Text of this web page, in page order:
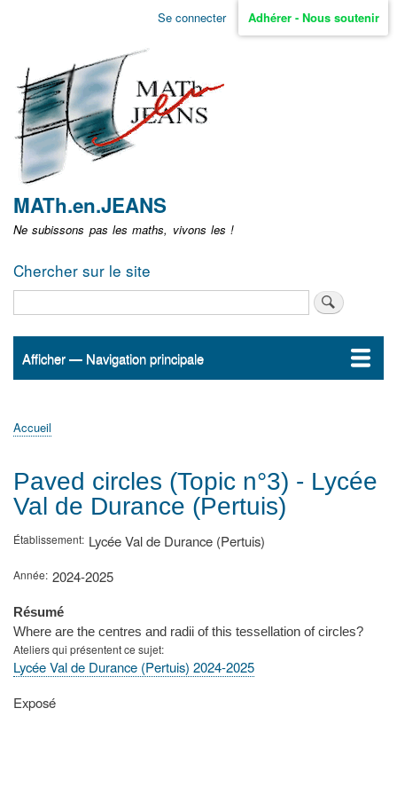
Aller
non
identifié
Se connecter Adhérer - Nous soutenir
MATh.en.JEANS
Ne subissons pas les maths, vivons les !
Chercher sur le site
Navigation
Afficher — Navigation principale
Accueil
ActualitésMATh.en.JEANS ?
Régions et Ateliers
Créer, gérer un atelier
Sujets/Publications
Congrès
d'Ariane
Accueil
Paved circles (Topic n°3) - Lycée
Val de Durance (Pertuis)
Établissement Lycée Val de Durance (Pertuis)
Année 2024-2025
Résumé
Where are the centres and radii of this tessellation of circles?
Ateliers qui présentent ce sujet
Lycée Val de Durance (Pertuis) 2024-2025
Type
Exposé